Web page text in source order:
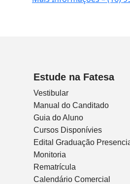
Estude na Fatesa
Vestibular
Manual do Canditado
Guia do Aluno
Cursos Disponívies
Edital Graduação
Monitoria
Rematrícula
Calendário Comercial